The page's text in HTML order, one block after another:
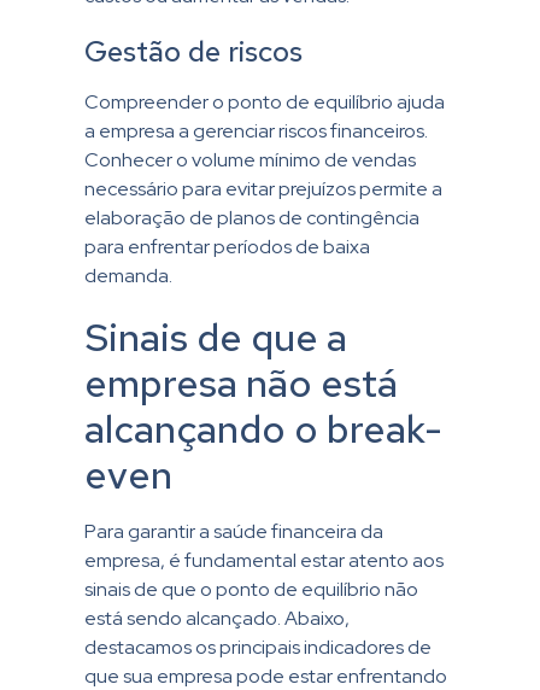
Gestão de riscos
Compreender o ponto de equilíbrio ajuda
a empresa a gerenciar riscos financeiros.
Conhecer o volume mínimo de vendas
necessário para evitar prejuízos permite a
elaboração de planos de contingência
para enfrentar períodos de baixa
demanda.
Sinais de que a
empresa não está
alcançando o break-
even
Para garantir a saúde financeira da
empresa, é fundamental estar atento aos
sinais de que o ponto de equilíbrio não
está sendo alcançado. Abaixo,
destacamos os principais indicadores de
que sua empresa pode estar enfrentando